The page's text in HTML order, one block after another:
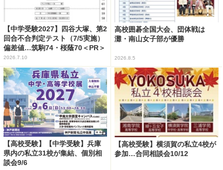
【中学受験2027】四谷大塚、第2
回合不合判定テスト（7/5実施）
偏差値…筑駒74・桜蔭70＜PR＞
2026.7.10
高校囲碁全国大会、団体戦は
灘・南山女子部が優勝
2026.8.5
【高校受験】【中学受験】兵庫
県内の私立31校が集結、個別相
談会9/6
【高校受験】横須賀の私立4校が
参加…合同相談会10/12